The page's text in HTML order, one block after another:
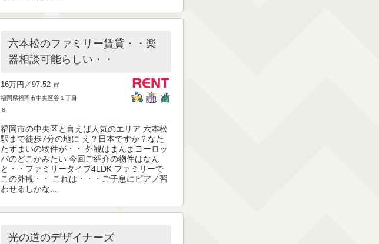
六本松のファミリー賃貸・・楽
器相談可能らしい・・
16万円／97.52 ㎡
福岡県福岡市中央区谷１丁目
８
福岡市の中央区と言えば人気のエリア 六本松
駅まで徒歩7分の地に え？日本ですか？なた
たずまいの物件が・・ 外観はまんまヨーロッ
パのどこかみたい 今回ご紹介の物件はなん
と・・ファミリータイプ4LDK ファミリーで
この外観・・ これは・・・ご子息にピアノ習
わせるしかな...
光の道のデザイナーズ